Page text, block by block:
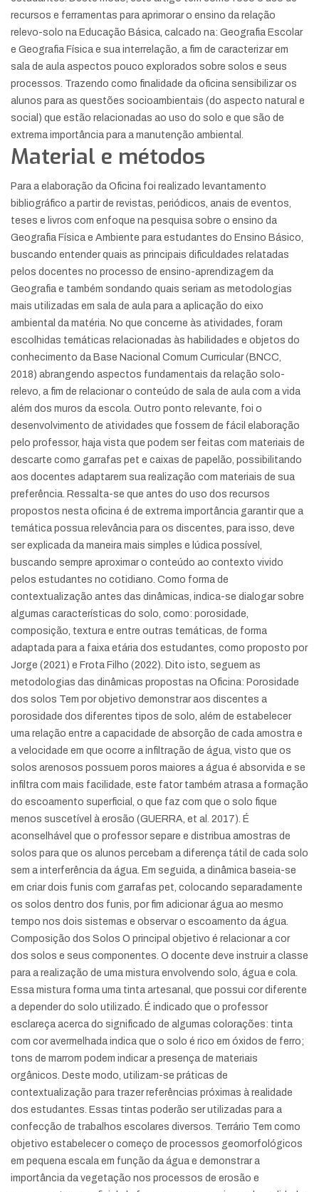
recursos e ferramentas para aprimorar o ensino da relação
relevo-solo na Educação Básica, calcado na: Geografia Escolar
e Geografia Física e sua interrelação, a fim de caracterizar em
sala de aula aspectos pouco explorados sobre solos e seus
processos. Trazendo como finalidade da oficina sensibilizar os
alunos para as questões socioambientais (do aspecto natural e
social) que estão relacionadas ao uso do solo e que são de
extrema importância para a manutenção ambiental.
Material e métodos
Para a elaboração da Oficina foi realizado levantamento
bibliográfico a partir de revistas, periódicos, anais de eventos,
teses e livros com enfoque na pesquisa sobre o ensino da
Geografia Física e Ambiente para estudantes do Ensino Básico,
buscando entender quais as principais dificuldades relatadas
pelos docentes no processo de ensino-aprendizagem da
Geografia e também sondando quais seriam as metodologias
mais utilizadas em sala de aula para a aplicação do eixo
ambiental da matéria. No que concerne às atividades, foram
escolhidas temáticas relacionadas às habilidades e objetos do
conhecimento da Base Nacional Comum Curricular (BNCC,
2018) abrangendo aspectos fundamentais da relação solo-
relevo, a fim de relacionar o conteúdo de sala de aula com a vida
além dos muros da escola. Outro ponto relevante, foi o
desenvolvimento de atividades que fossem de fácil elaboração
pelo professor, haja vista que podem ser feitas com materiais de
descarte como garrafas pet e caixas de papelão, possibilitando
aos docentes adaptarem sua realização com materiais de sua
preferência. Ressalta-se que antes do uso dos recursos
propostos nesta oficina é de extrema importância garantir que a
temática possua relevância para os discentes, para isso, deve
ser explicada da maneira mais simples e lúdica possível,
buscando sempre aproximar o conteúdo ao contexto vivido
pelos estudantes no cotidiano. Como forma de
contextualização antes das dinâmicas, indica-se dialogar sobre
algumas características do solo, como: porosidade,
composição, textura e entre outras temáticas, de forma
adaptada para a faixa etária dos estudantes, como proposto por
Jorge (2021) e Frota Filho (2022). Dito isto, seguem as
metodologias das dinâmicas propostas na Oficina: Porosidade
dos solos Tem por objetivo demonstrar aos discentes a
porosidade dos diferentes tipos de solo, além de estabelecer
uma relação entre a capacidade de absorção de cada amostra e
a velocidade em que ocorre a infiltração de água, visto que os
solos arenosos possuem poros maiores a água é absorvida e se
infiltra com mais facilidade, este fator também atrasa a formação
do escoamento superficial, o que faz com que o solo fique
menos suscetível à erosão (GUERRA, et al. 2017). É
aconselhável que o professor separe e distribua amostras de
solos para que os alunos percebam a diferença tátil de cada solo
sem a interferência da água. Em seguida, a dinâmica baseia-se
em criar dois funis com garrafas pet, colocando separadamente
os solos dentro dos funis, por fim adicionar água ao mesmo
tempo nos dois sistemas e observar o escoamento da água.
Composição dos Solos O principal objetivo é relacionar a cor
dos solos e seus componentes. O docente deve instruir a classe
para a realização de uma mistura envolvendo solo, água e cola.
Essa mistura forma uma tinta artesanal, que possui cor diferente
a depender do solo utilizado. É indicado que o professor
esclareça acerca do significado de algumas colorações: tinta
com cor avermelhada indica que o solo é rico em óxidos de ferro;
tons de marrom podem indicar a presença de materiais
orgânicos. Deste modo, utilizam-se práticas de
contextualização para trazer referências próximas à realidade
dos estudantes. Essas tintas poderão ser utilizadas para a
confecção de trabalhos escolares diversos. Terrário Tem como
objetivo estabelecer o começo de processos geomorfológicos
em pequena escala em função da água e demonstrar a
importância da vegetação nos processos de erosão e